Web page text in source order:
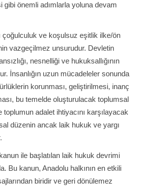
önemli adımlarla yoluna devam
çoğulculuk ve koşulsuz eşitlik ilke/ön
vazgeçilmez unsurudur. Devletin
nesnelliği ve hukuksallığının
İnsanlığın uzun mücadeleler sonunda
korunması, geliştirilmesi, inanç
bu temelde oluşturulacak toplumsal
adalet ihtiyacını karşılayacak
düzenin ancak laik hukuk ve yargı
ile başlatılan laik hukuk devrimi
Bu kanun, Anadolu halkının en etkili
biridir ve geri dönülemez